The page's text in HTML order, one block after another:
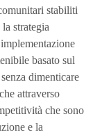
stabiliti
strategia
basato sul
dimenticare
attraverso
che sono
e la